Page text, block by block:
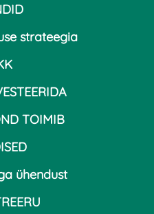
strateegia
TOIMIB
ühendust